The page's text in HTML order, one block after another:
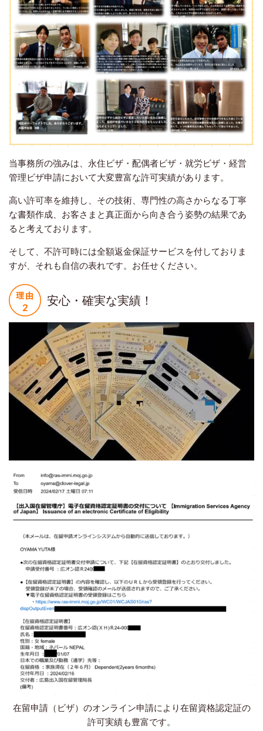
当事務所の強みは、永住ビザ・配偶者ビザ・就労ビザ・経営
管理ビザ申請において大変豊富な許可実績があります。
高い許可率を維持し、その技術、専門性の高さからなる丁寧
な書類作成、お客さまと真正面から向き合う姿勢の結果であ
ると考えております。
そして、不許可時には全額返金保証サービスを付しておりま
すが、それも自信の表れです。お任せください。
安心・確実な実績！
在留申請（ビザ）のオンライン申請により在留資格認定証の
許可実績も豊富です。